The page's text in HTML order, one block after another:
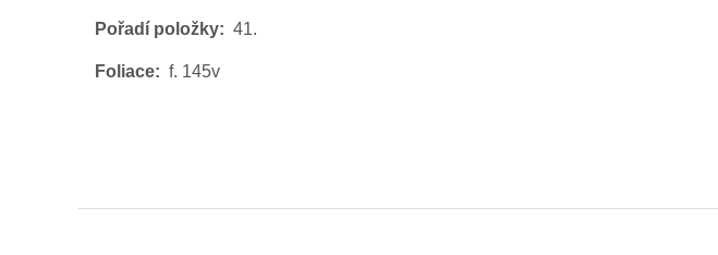
Pořadí položky 41.
Foliace f. ⁠⁠⁠⁠⁠⁠145v